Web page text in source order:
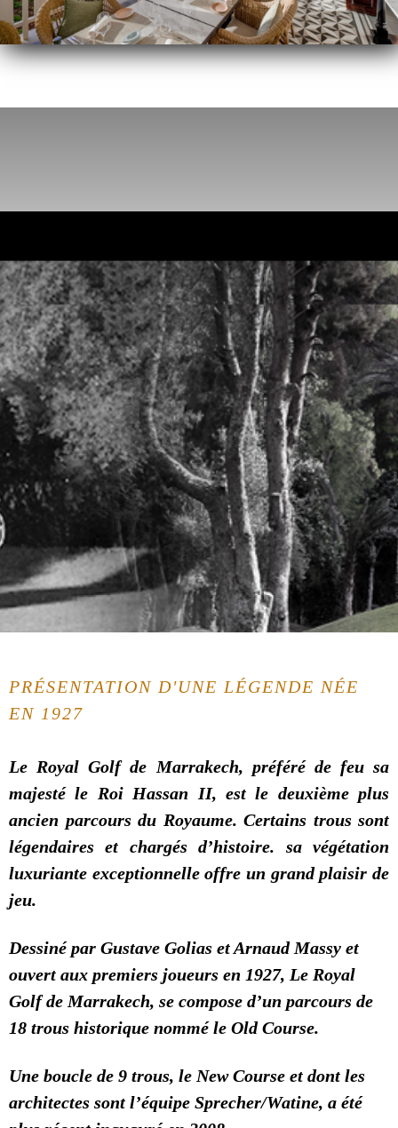
PRÉSENTATION D'UNE LÉGENDE NÉE
EN 1927
Le Royal Golf de Marrakech, préféré de feu sa
majesté le Roi Hassan II, est le deuxième plus
ancien parcours du Royaume. Certains trous sont
légendaires et chargés d’histoire. sa végétation
luxuriante exceptionnelle offre un grand plaisir de
jeu.
Dessiné par Gustave Golias et Arnaud Massy et
ouvert aux premiers joueurs en 1927, Le Royal
Golf de Marrakech, se compose d’un parcours de
18 trous historique nommé le Old Course.
Une boucle de 9 trous, le New Course et dont les
architectes sont l’équipe Sprecher/Watine, a été